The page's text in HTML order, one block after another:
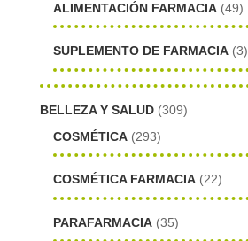
ALIMENTACIÓN FARMACIA (49)
SUPLEMENTO DE FARMACIA (3)
BELLEZA Y SALUD (309)
COSMÉTICA (293)
COSMÉTICA FARMACIA (22)
PARAFARMACIA (35)